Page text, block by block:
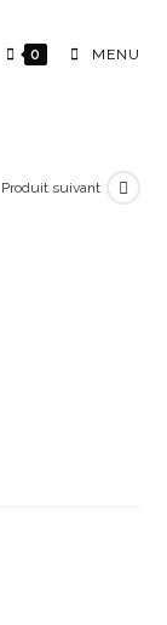
0 MENU
Produit suivant